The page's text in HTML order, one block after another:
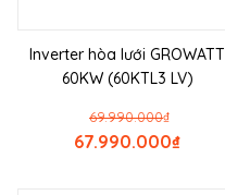
Inverter hòa lưới GROWATT
60KW (60KTL3 LV)
₫
69.990.000
₫
67.990.000